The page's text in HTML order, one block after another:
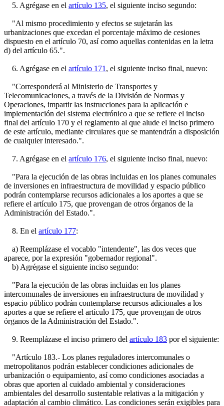
5. Agrégase en el artículo 135, el siguiente inciso segundo:
"Al mismo procedimiento y efectos se sujetarán las
urbanizaciones que excedan el porcentaje máximo de cesiones
dispuesto en el artículo 70, así como aquellas contenidas en la letra
d) del artículo 65.".
6. Agrégase en el artículo 171 , el siguiente inciso final, nuevo:
"Corresponderá al Ministerio de Transportes y
Telecomunicaciones, a través de la División de Normas y
Operaciones, impartir las instrucciones para la aplicación e
implementación del sistema electrónico a que se refiere el inciso
final del artículo 170 y el reglamento al que alude el inciso primero
de este artículo, mediante circulares que se mantendrán a disposición
de cualquier interesado.".
7. Agrégase en el artículo 176, el siguiente inciso final, nuevo:
"Para la ejecución de las obras incluidas en los planes comunales
de inversiones en infraestructura de movilidad y espacio público
podrán contemplarse recursos adicionales a los aportes a que se
refiere el artículo 175, que provengan de otros órganos de la
Administración del Estado.".
8. En el artículo 177:
a) Reemplázase el vocablo "intendente", las dos veces que
aparece, por la expresión "gobernador regional".
b) Agrégase el siguiente inciso segundo:
"Para la ejecución de las obras incluidas en los planes
intercomunales de inversiones en infraestructura de movilidad y
espacio público podrán contemplarse recursos adicionales a los
aportes a que se refiere el artículo 175, que provengan de otros
órganos de la Administración del Estado.".
9. Reemplázase el inciso primero del artículo 183 por el siguiente:
"Artículo 183.- Los planes reguladores intercomunales o
metropolitanos podrán establecer condiciones adicionales de
urbanización o equipamiento, así como condiciones asociadas a
obras que aporten al cuidado ambiental y consideraciones
ambientales del desarrollo sustentable relativas a la mitigación y
adaptación al cambio climático. Las condiciones serán exigibles para